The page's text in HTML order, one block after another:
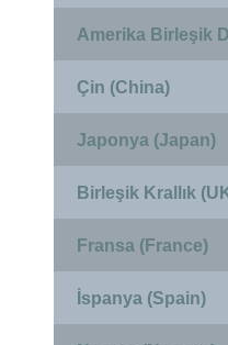
Amerika Birleşik
Çin (China)
Japonya (Japan)
Birleşik Krallık
Fransa (France)
İspanya (Spain)